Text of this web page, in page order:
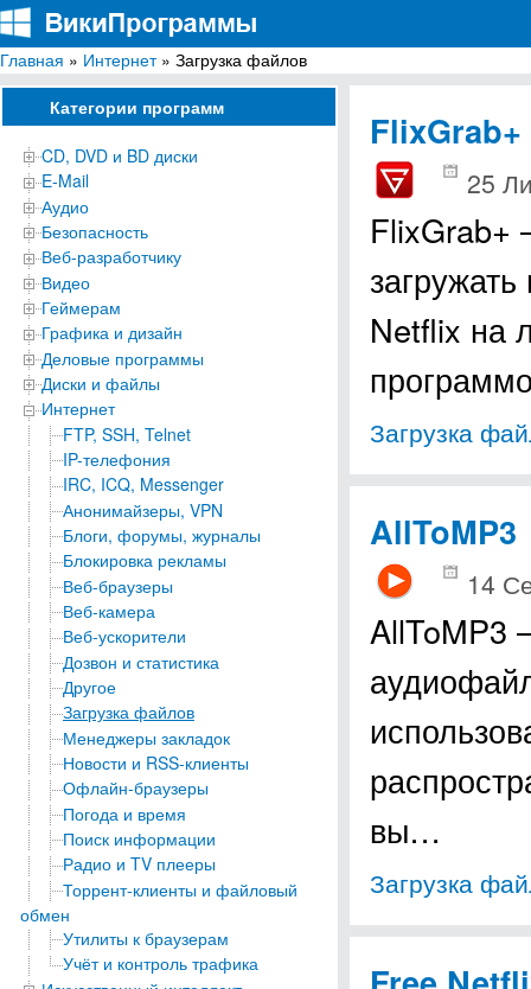
ВикиПрограммы
Энциклопедия бесплатных компьютерных программ для Windows
Главная » Интернет» Загрузка файлов
Категории программ
CD, DVD и BD диски
E-Mail
Аудио
Безопасность
Веб-разработчику
Видео
Геймерам
Графика и дизайн
Деловые программы
Диски и файлы
Интернет
FTP, SSH, Telnet
IP-телефония
IRC, ICQ, Messenger
Анонимайзеры, VPN
Блоги, форумы, журналы
Блокировка рекламы
Веб-браузеры
Веб-камера
Веб-ускорители
Дозвон и статистика
Другое
Загрузка файлов
Менеджеры закладок
Новости и RSS-клиенты
Офлайн-браузеры
Погода и время
Поиск информации
Радио и TV плееры
Торрент-клиенты и файловый
обмен
Утилиты к браузерам
Учёт и контроль трафика
FlixGrab+
25
FlixGrab+
Netflix на
Загрузка
AllToMP3
14
AllToMP3
вы…
Загрузка